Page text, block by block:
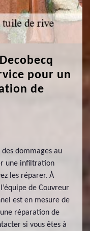
pour un
de
dommages au
une infiltration
les réparer. À
de Couvreur
est en mesure de
réparation de
si vous êtes à